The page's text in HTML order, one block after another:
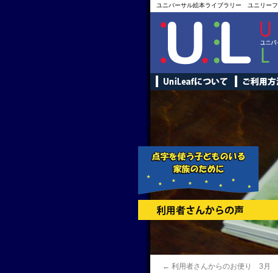
ユニバーサル絵本ライブラリー ユニリーフ
← 利用者さんからのお便り 3月